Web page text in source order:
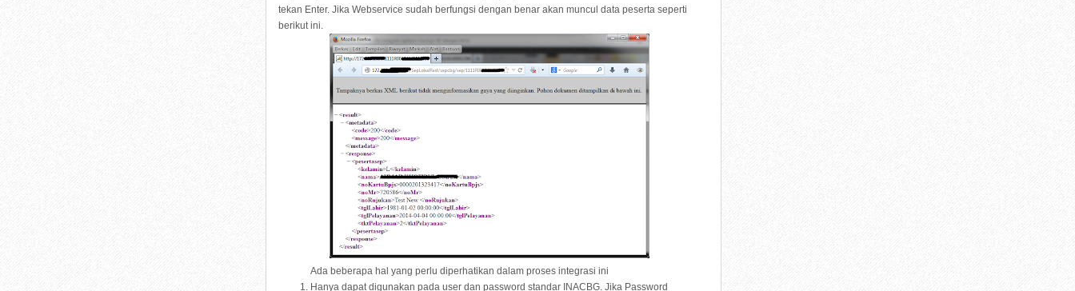
tekan Enter. Jika Webservice sudah berfungsi dengan benar akan muncul data peserta seperti
berikut ini.
Ada beberapa hal yang perlu diperhatikan dalam proses integrasi ini
Hanya dapat digunakan pada user dan password standar INACBG. Jika Password